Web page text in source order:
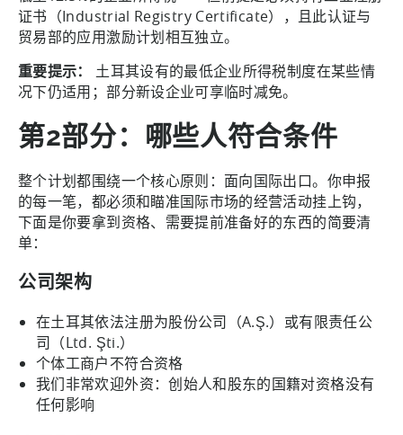
证书（Industrial Registry Certificate），且此认证与
贸易部的应用激励计划相互独立。
重要提示： 土耳其设有的最低企业所得税制度在某些情
况下仍适用；部分新设企业可享临时减免。
第2部分：哪些人符合条件
整个计划都围绕一个核心原则：面向国际出口。你申报
的每一笔，都必须和瞄准国际市场的经营活动挂上钩，
下面是你要拿到资格、需要提前准备好的东西的简要清
单：
公司架构
在土耳其依法注册为股份公司（A.Ş.）或有限责任公
司（Ltd. Şti.）
个体工商户不符合资格
我们非常欢迎外资：创始人和股东的国籍对资格没有
任何影响